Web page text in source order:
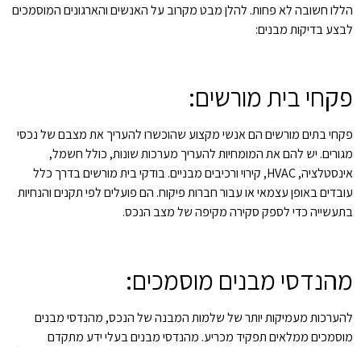
הללו חשובה לא פחות. להלן מבט מקרוב על האנשים והארגונים המוסמכים
לבצע בדיקות מבנים:
פקחי בית מורשים:
פקחי בתים מורשים הם אנשי מקצוע שהוכשרו להעריך את מצבם של נכסי
מגורים. יש להם את המומחיות להעריך מערכות שונות, כולל חשמל,
אינסטלציה, HVAC, קירוי ורכיבים מבניים. בודקי בית מורשים בדרך כלל
עובדים באופן עצמאי או עבור חברות פיקוח. הם פועלים לפי תקנים והנחיות
בתעשייה כדי לספק סקירה מקיפה של מצב הנכס.
מהנדסי מבנים מוסמכים:
להערכות מעמיקות יותר של שלמות המבנה של הנכס, מהנדסי מבנים
מוסמכים ממלאים תפקיד מכריע. מהנדסי מבנים בעלי ידע מתקדם